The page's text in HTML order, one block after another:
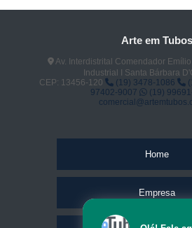
Arte em Tubos
Av. Interdistrital Comendador
Industrial I Santa Bárbara
CEP: 13456-120
(19) 3478-1086
97402-9007
(19)
Home
Empresa